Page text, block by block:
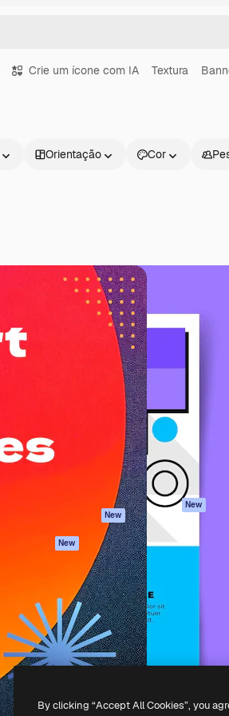
Crie um ícone com IA Textura
Orientação Cor
Produtos
Gerador de vídeos
Texto para voz
New
New
Todas as
ferramentas
Começar
Academy
Documentação
Atendimento
Termos e
condições
Política de
privacidade
Originais New
Política de cookies
Central de
confiabilidade
Afiliados
Empresas
Todos os direitos reservados.
By clicking “Accept All Cookies”, you